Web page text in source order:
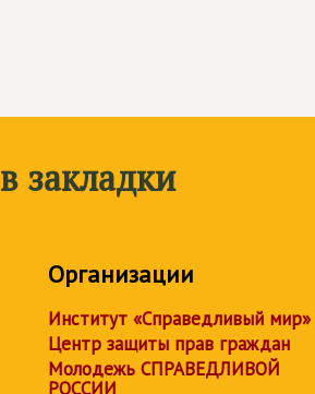
закладки
Организации
Институт «Справедливый мир»
Центр защиты прав граждан
Молодежь СПРАВЕДЛИВОЙ
РОССИИ